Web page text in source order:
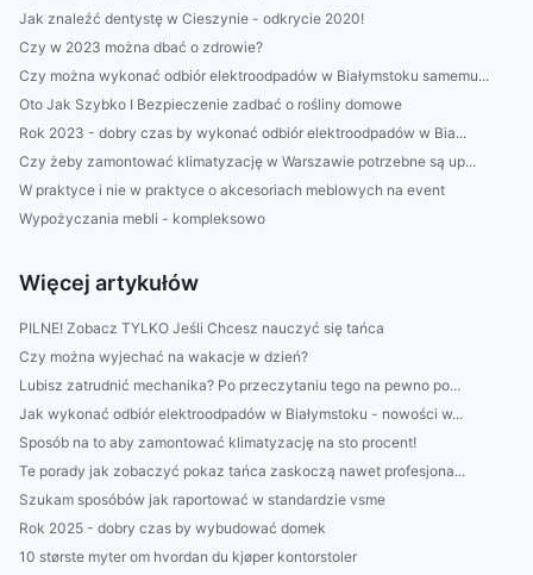
Jak znaleźć dentystę w Cieszynie - odkrycie 2020!
Czy w 2023 można dbać o zdrowie?
Czy można wykonać odbiór elektroodpadów w Białymstoku samemu...
Oto Jak Szybko I Bezpieczenie zadbać o rośliny domowe
Rok 2023 - dobry czas by wykonać odbiór elektroodpadów w Bia...
Czy żeby zamontować klimatyzację w Warszawie potrzebne są up...
W praktyce i nie w praktyce o akcesoriach meblowych na event
Wypożyczania mebli - kompleksowo
Więcej artykułów
PILNE! Zobacz TYLKO Jeśli Chcesz nauczyć się tańca
Czy można wyjechać na wakacje w dzień?
Lubisz zatrudnić mechanika? Po przeczytaniu tego na pewno po...
Jak wykonać odbiór elektroodpadów w Białymstoku - nowości w...
Sposób na to aby zamontować klimatyzację na sto procent!
Te porady jak zobaczyć pokaz tańca zaskoczą nawet profesjona...
Szukam sposóbów jak raportować w standardzie vsme
Rok 2025 - dobry czas by wybudować domek
10 største myter om hvordan du kjøper kontorstoler